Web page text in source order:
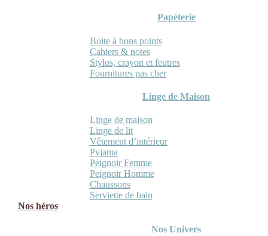
Papèterie
Boite à bons points
Cahiers & notes
Stylos, crayon et feutres
Fournitures pas cher
Linge de Maison
Linge de maison
Linge de lit
Vêtement d’intérieur
Pyjama
Peignoir Femme
Peignoir Homme
Chaussons
Serviette de bain
Nos héros
Nos Univers